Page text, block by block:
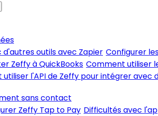
outils avec Zapier Configurer
Zeffy à QuickBooks Comment utiliser
l'API de Zeffy pour intégrer avec
sans contact
Zeffy Tap to Pay Difficultés avec